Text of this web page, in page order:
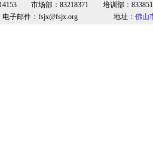
市场部：83218371 培训部：83385113
子邮件： fsjx@fsjx.org 地址： 佛山